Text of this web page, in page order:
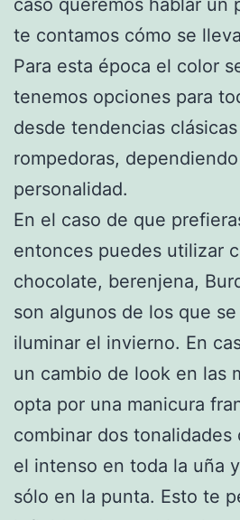
te contamos cómo se
Para esta época el color
tenemos opciones para
desde tendencias
rompedoras,
personalidad.
En el caso de que
entonces puedes utilizar
chocolate, berenjena,
son algunos de los que
iluminar el invierno. En
un cambio de look en las
opta por una manicura
combinar dos tonalidades
el intenso en toda la uña
sólo en la punta. Esto te